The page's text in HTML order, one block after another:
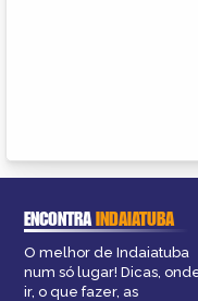
ENCONTRAINDAIATUBA
O melhor de Indaiatuba
num só lugar! Dicas,
ir, o que fazer, as